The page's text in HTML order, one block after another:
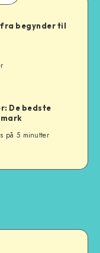
begynder til
De bedste
på 5 minutter